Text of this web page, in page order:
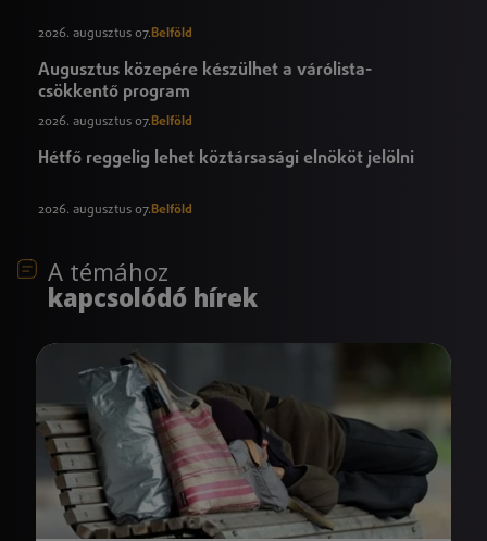
2026. augusztus 07.Belföld
Augusztus közepére készülhet a várólista-
csökkentő program
2026. augusztus 07.Belföld
Hétfő reggelig lehet köztársasági elnököt jelölni
2026. augusztus 07.Belföld
A témához
kapcsolódó hírek